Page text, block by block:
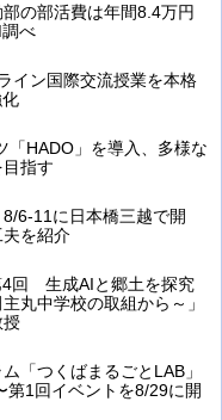
の部活費は年間8.4万円
べ
イン国際交流授業を本格
「HADO」を導入、多様な
指す
6-11に日本橋三越で開
を紹介
4回 生成AIと郷土を探究
丸中学校の取組から～」
「つくばまるごとLAB」
第1回イベントを8/29に開